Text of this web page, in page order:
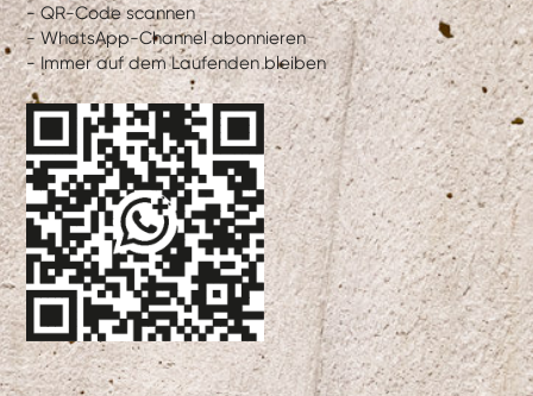
- QR-Code scannen
- WhatsApp-Channel abonnieren
- Immer auf dem Laufenden bleiben